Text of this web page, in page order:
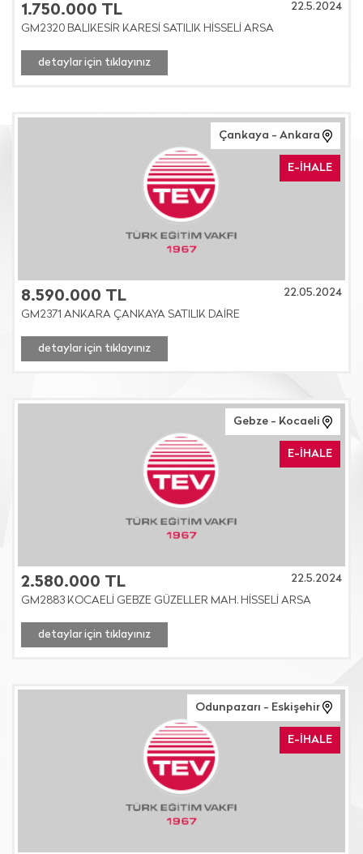
1.750.000 TL
22.5.2024
GM2320 BALIKESİR KARESİ SATILIK HİSSELİ ARSA
detaylar için tıklayınız
Çankaya - Ankara
E-İHALE
8.590.000 TL
22.05.2024
GM2371 ANKARA ÇANKAYA SATILIK DAİRE
detaylar için tıklayınız
Gebze - Kocaeli
E-İHALE
2.580.000 TL
22.5.2024
GM2883 KOCAELİ GEBZE GÜZELLER MAH. HİSSELİ ARSA
detaylar için tıklayınız
Odunpazarı - Eskişehir
E-İHALE